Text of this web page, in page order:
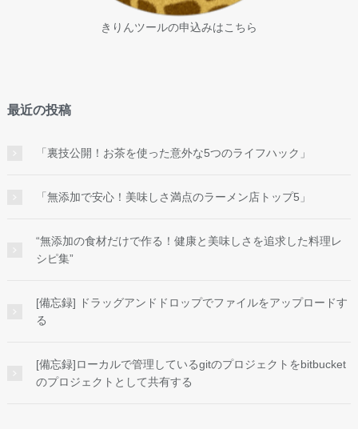
きりんツールの申込みはこちら
最近の投稿
「裏技公開！お茶を使った意外な5つのライフハック」
「無添加で安心！美味しさ満点のラーメン店トップ5」
“無添加の食材だけで作る！健康と美味しさを追求した料理レ
シピ集”
[備忘録] ドラッグアンドドロップでファイルをアップロードす
る
[備忘録]ローカルで管理しているgitのプロジェクトをbitbucket
のプロジェクトとして共有する